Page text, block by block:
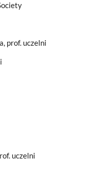
prof. uczelni
uczelni